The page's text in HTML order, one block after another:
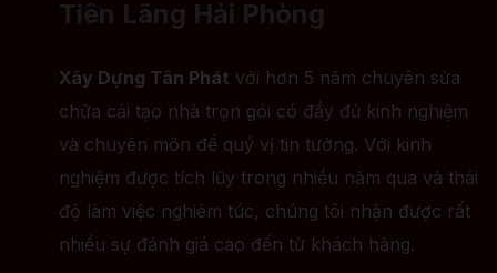
Tiên Lãng Hải Phòng
Xây Dựng Tân Phát với hơn 5 năm chuyên sửa
chữa cải tạo nhà trọn gói có đầy đủ kinh nghiệm
và chuyên môn để quý vị tin tưởng. Với kinh
nghiệm được tích lũy trong nhiều năm qua và thái
độ làm việc nghiêm túc, chúng tôi nhận được rất
nhiều sự đánh giá cao đến từ khách hàng.